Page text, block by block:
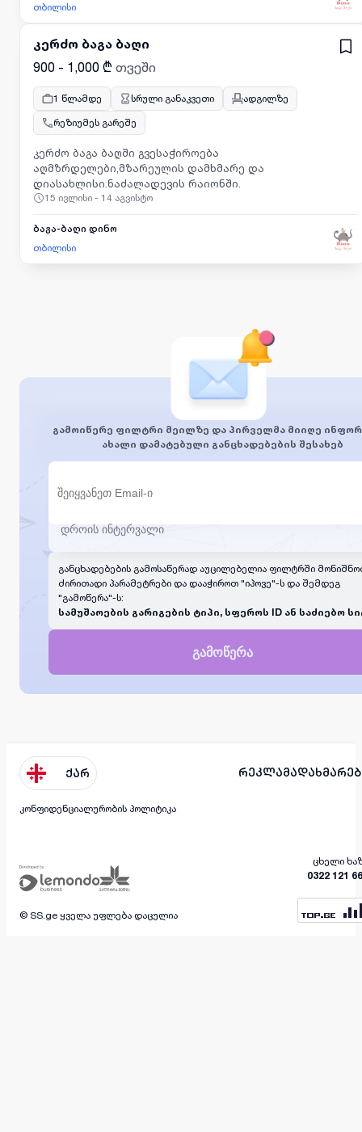
თბილისი
კერძო ბაგა ბაღი
900 - 1,000 ₾ თვეში
1 წლამდე სრული განაკვეთი
ადგილზე
რეზიუმეს გარეშე
კერძო ბაგა ბაღში გვესაჭიროება
აღმზრდელები,მზარეულის დამხმარე და
დიასახლისი.ნაძალადევის რაიონში.
15 ივლისი - 14 აგვისტო
ბაგა-ბაღი დინო
თბილისი
გამოიწერე ფილტრი მეილზე და პირველმა მიიღე
ახალი დამატებული განცხადებების შესახებ
განცხადებების გამოსაწერად აუცილებელია ფილტრში
ძირითადი პარამეტრები და დააჭიროთ "იპოვე"-ს და შემდეგ
"გამოწერა"-ს:
სამუშაოების გარიგების ტიპი, სფეროს ID ან საძიებო
გამოწერა
ქარ რეკლამა
კონფიდენციალურობის პოლიტიკა
ცხელი
0322 121
© SS.ge ყველა უფლება დაცულია